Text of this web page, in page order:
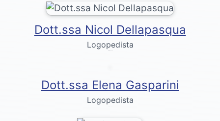
Dott.ssa Nicol Dellapasqua
Logopedista
Dott.ssa Elena Gasparini
Logopedista